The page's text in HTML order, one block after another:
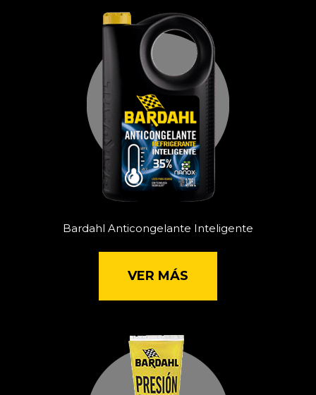
Bardahl Anticongelante Inteligente
VER MÁS